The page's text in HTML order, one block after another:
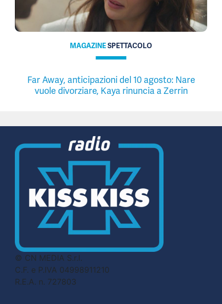
MAGAZINESPETTACOLO
Far Away, anticipazioni del 10 agosto: Nare
vuole divorziare, Kaya rinuncia a Zerrin
© CN MEDIA S.r.l.
C.F. e P.IVA 04998911210
R.E.A. n. 727803